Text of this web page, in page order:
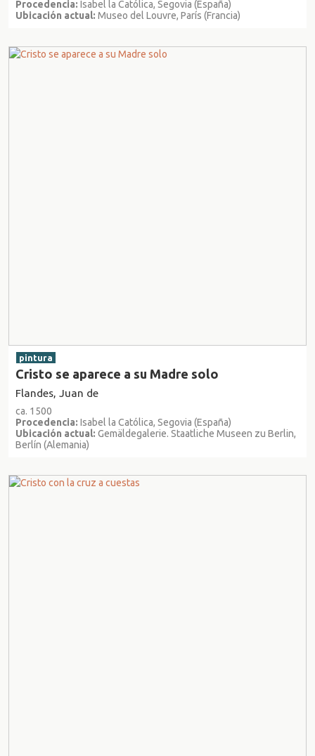
Procedencia: Isabel la Católica, Segovia (España)
Ubicación actual: Museo del Louvre, París (Francia)
pintura
Cristo se aparece a su Madre solo
Flandes, Juan de
ca. 1500
Procedencia: Isabel la Católica, Segovia (España)
Ubicación actual: Gemäldegalerie. Staatliche Museen zu Berlin,
Berlín (Alemania)